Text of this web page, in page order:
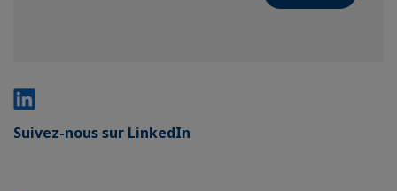
Suivez-nous sur LinkedIn